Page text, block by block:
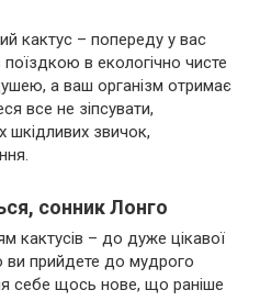
кактус – попереду у вас
в екологічно чисте
а ваш організм отримає
все не зіпсувати,
шкідливих звичок,
сонник Лонго
кактусів – до дуже цікавої
ви прийдете до мудрого
себе щось нове, що раніше